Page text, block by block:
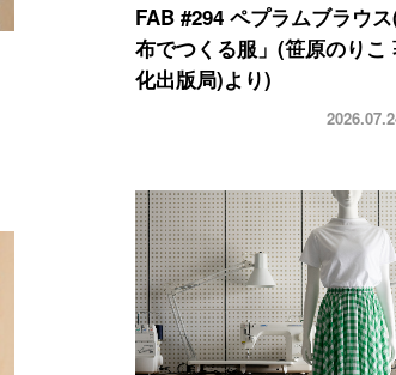
FAB #294 ペプラムブラウ
布でつくる服」(笹原のりこ
化出版局)より)